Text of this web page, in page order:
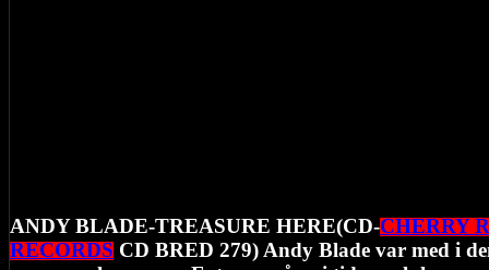
ANDY BLADE-TREASURE HERE(CD-CHERRY
RECORDS CD BRED 279) Andy Blade var med i